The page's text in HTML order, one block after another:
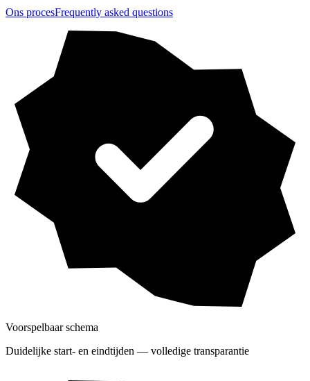
Ons procesFrequently asked questions
Voorspelbaar schema
Duidelijke start- en eindtijden — volledige transparantie